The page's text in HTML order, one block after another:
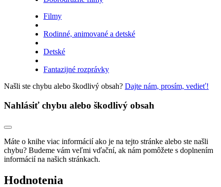
Filmy
Rodinné, animované a detské
Detské
Fantazijné rozprávky
Našli ste chybu alebo škodlivý obsah? Dajte nám, prosím, vedieť!
Nahlásiť chybu alebo škodlivý obsah
Máte o knihe viac informácií ako je na tejto stránke alebo ste našli
chybu? Budeme vám veľmi vďační, ak nám pomôžete s doplnením
informácií na našich stránkach.
Hodnotenia